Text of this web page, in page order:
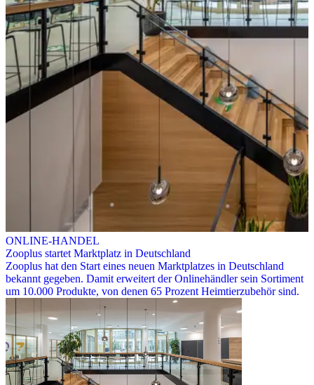
ONLINE-HANDEL
Zooplus startet Marktplatz in Deutschland
Zooplus hat den Start eines neuen Marktplatzes in Deutschland
bekannt gegeben. Damit erweitert der Onlinehändler sein Sortiment
um 10.000 Produkte, von denen 65 Prozent Heimtierzubehör sind.